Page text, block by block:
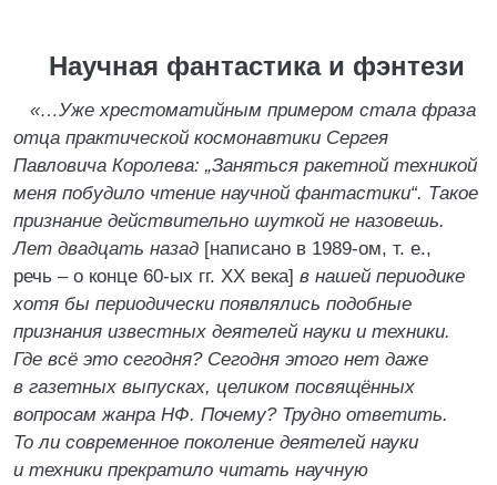
Научная фантастика и фэнтези
«…Уже хрестоматийным примером стала фраза
отца практической космонавтики Сергея
Павловича Королева: „Заняться ракетной техникой
меня побудило чтение научной фантастики“. Такое
признание действительно шуткой не назовешь.
Лет двадцать назад [написано в 1989-ом, т. е.,
речь – о конце 60-ых гг. ХХ века] в нашей периодике
хотя бы периодически появлялись подобные
признания известных деятелей науки и техники.
Где всё это сегодня? Сегодня этого нет даже
в газетных выпусках, целиком посвящённых
вопросам жанра НФ. Почему? Трудно ответить.
То ли современное поколение деятелей науки
и техники прекратило читать научную